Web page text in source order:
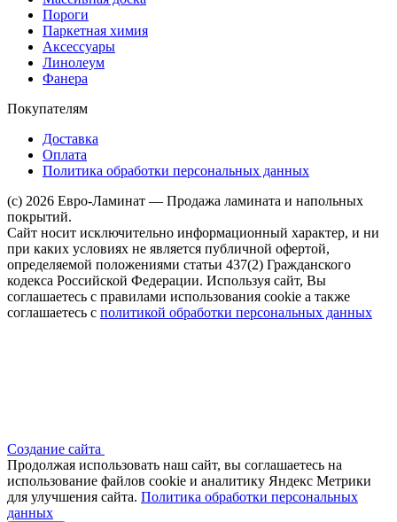
Пороги
Паркетная химия
Аксессуары
Линолеум
Фанера
Покупателям
Доставка
Оплата
Политика обработки персональных данных
(c) 2026 Евро-Ламинат — Продажа ламината и напольных
покрытий.
Сайт носит исключительно информационный характер, и ни
при каких условиях не является публичной офертой,
определяемой положениями статьи 437(2) Гражданского
кодекса Российской Федерации. Используя сайт, Вы
соглашаетесь с правилами использования cookie а также
соглашаетесь с политикой обработки персональных данных
Создание сайта
Продолжая использовать наш сайт, вы соглашаетесь на
использование файлов сооkіе и аналитику Яндекс Метрики
для улучшения сайта. Политика обработки персональных
данных